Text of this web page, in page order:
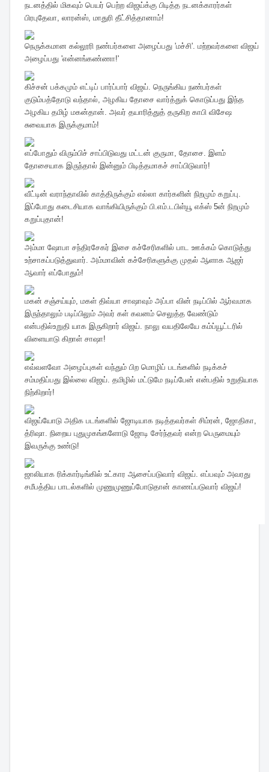
நடனத்தில் மிகவும் பெயர் பெற்ற விஜய்க்கு பிடித்த நடனக்காரர்கள்
பிரபுதேவா, லாரன்ஸ், மாதுரி தீட்சித்தானாம்!
நெருக்கமான கல்லூரி நண்பர்களை அழைப்பது 'மச்சி'. மற்றவர்களை விஜய்
அழைப்பது 'என்னங்கண்ணா!'
கிச்சன் பக்கமும் எட்டிப் பார்ப்பார் விஜய். நெருங்கிய நண்பர்கள்
குடும்பத்தோடு வந்தால், அழகிய தோசை வார்த்துக் கொடுப்பது இந்த
அழகிய தமிழ் மகன்தான். அவர் தயாரித்துத் தருகிற காபி விசேஷ
சுவையாக இருக்குமாம்!
எப்போதும் விரும்பிச் சாப்பிடுவது மட்டன் குருமா, தோசை. இளம்
தோசையாக இருந்தால் இன்னும் பிடித்தமாகச் சாப்பிடுவார்!
வீட்டின் வராந்தாவில் காத்திருக்கும் எல்லா கார்களின் நிறமும் கறுப்பு.
இப்போது கடைசியாக வாங்கியிருக்கும் பி.எம்.டபிள்யூ எக்ஸ் 5ன் நிறமும்
கறுப்புதான்!
அம்மா ஷோபா சந்திரசேகர் இசை கச்சேரிகளில் பாட ஊக்கம் கொடுத்து
உற்சாகப்படுத்துவார். அம்மாவின் கச்சேரிகளுக்கு முதல் ஆளாக ஆஜர்
ஆவார் எப்போதும்!
மகன் சஞ்சய்யும், மகள் திவ்யா சாஷாவும் அப்பா வின் நடிப்பில் ஆர்வமாக
இருந்தாலும் படிப்பிலும் அவர் கள் கவனம் செலுத்த வேண்டும்
என்பதில்உறுதி யாக இருகிறார் விஜய். நாலு வயதிலேயே கம்ப்யூட்டரில்
விளையாடு கிறாள் சாஷா!
எவ்வளவோ அழைப்புகள் வந்தும் பிற மொழிப் படங்களில் நடிக்கச்
சம்மதிப்பது இல்லை விஜய். தமிழில் மட்டுமே நடிப்பேன் என்பதில் உறுதியாக
நிற்கிறார்!
விஜய்யோடு அதிக படங்களில் ஜோடியாக நடித்தவர்கள் சிம்ரன், ஜோதிகா,
த்ரிஷா. நிறைய புதுமுகங்களோடு ஜோடி சேர்ந்தவர் என்ற பெருமையும்
இவருக்கு உண்டு!
ஜாலியாக ரிக்கார்டிங்கில் உட்கார ஆசைப்படுவார் விஜய். எப்பவும் அவரது
சமீபத்திய பாடல்களில் முணுமுணுப்போடுதான் காணப்படுவார் விஜய்!